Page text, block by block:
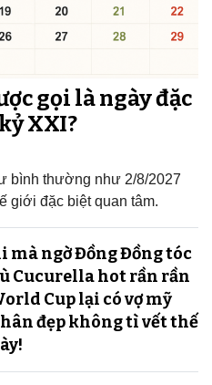
gọi là ngày đặc
XXI?
bình thường như 2/8/2027
giới đặc biệt quan tâm.
mà ngờ Đồng Đồng tóc
Cucurella hot rần rần
Cup lại có vợ mỹ
đẹp không tì vết thế